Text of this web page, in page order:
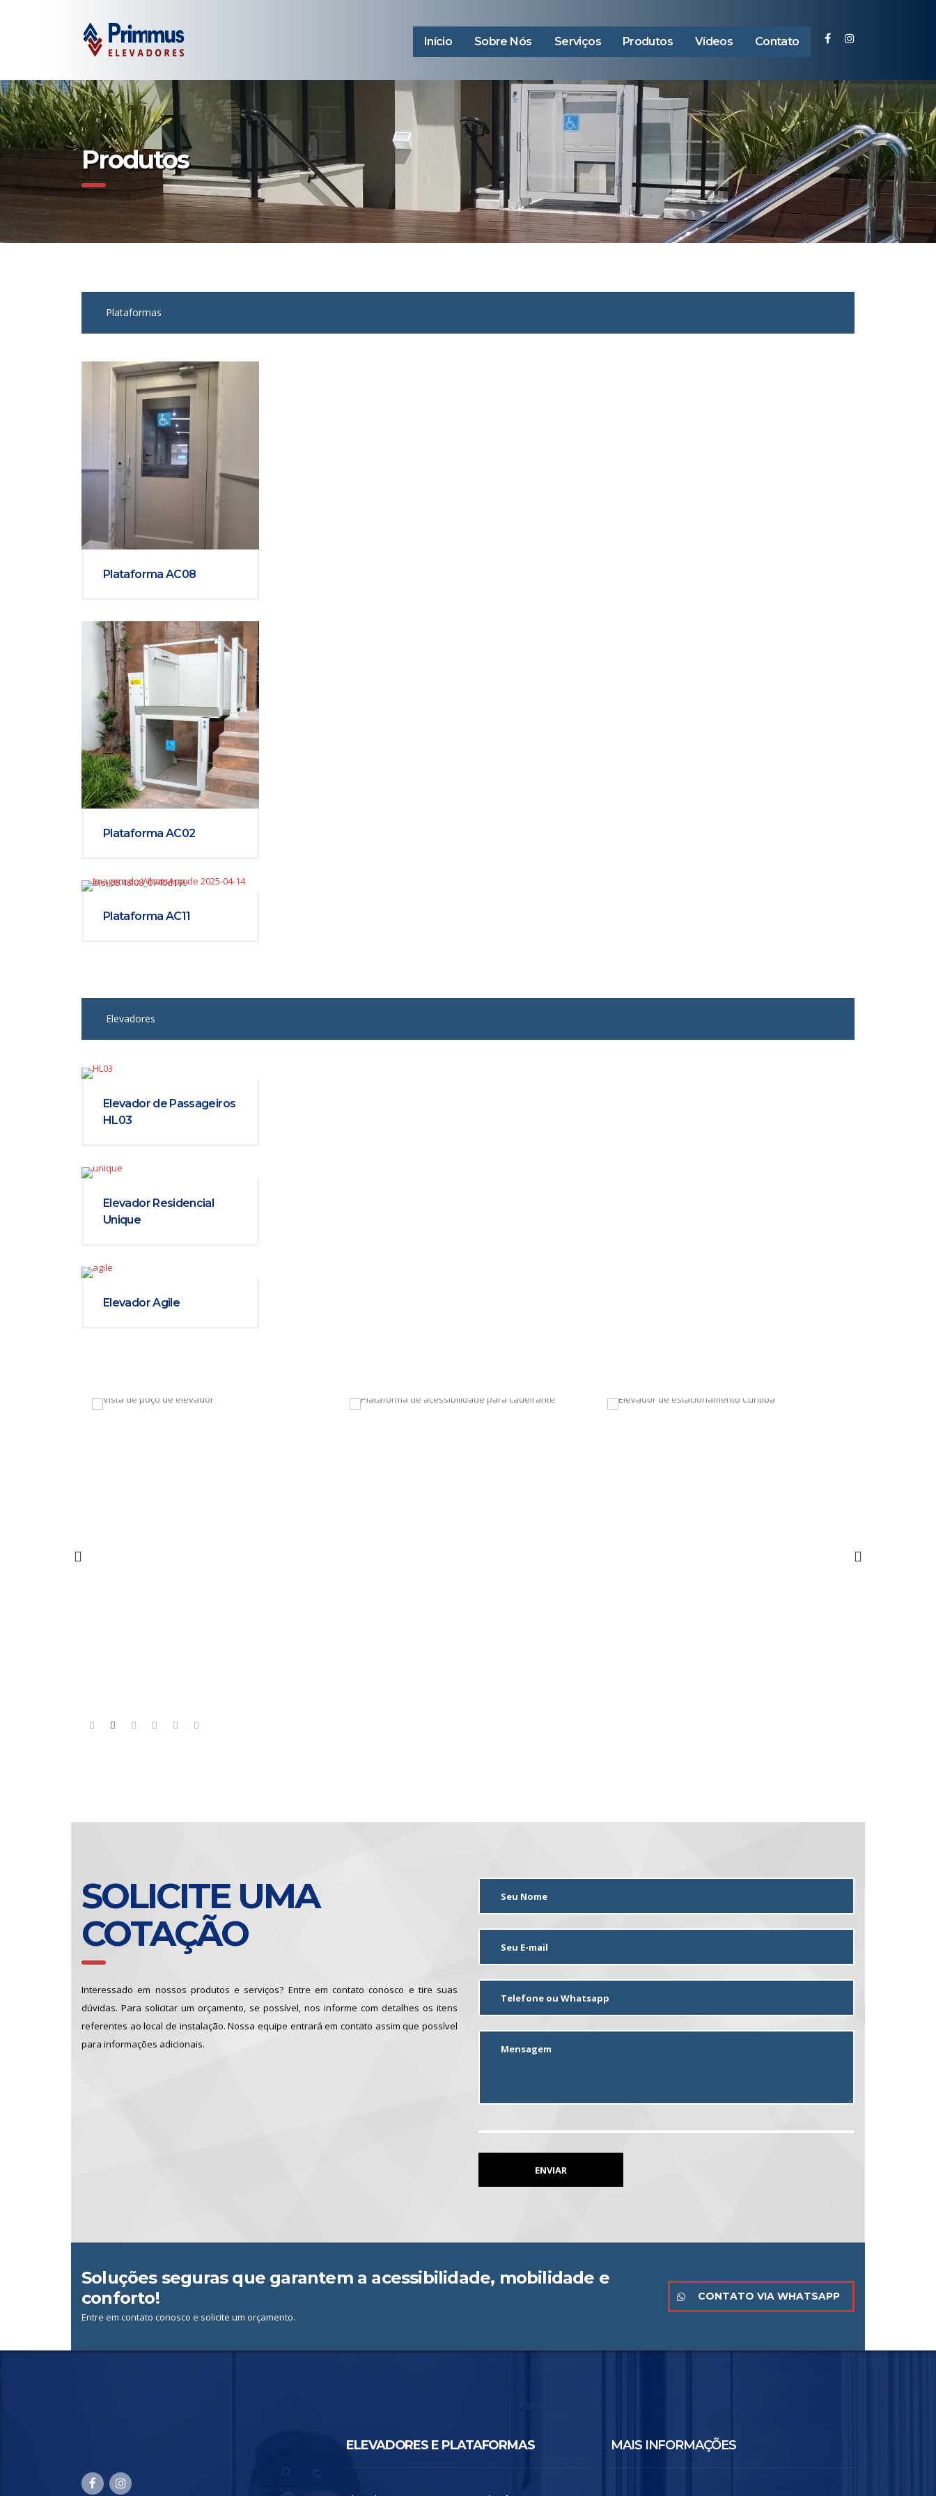
Início Sobre Nós Serviços Produtos Vídeos Contato
Produtos
Plataformas
Plataforma AC08
Plataforma AC02
Plataforma AC11
Elevadores
Elevador de Passageiros
HL03
Elevador Residencial
Unique
Elevador Agile
SOLICITE UMA
COTAÇÃO
Interessado em nossos produtos e serviços? Entre em contato conosco e tire suas
dúvidas. Para solicitar um orçamento, se possível, nos informe com detalhes os itens
referentes ao local de instalação. Nossa equipe entrará em contato assim que possível
para informações adicionais.
Soluções seguras que garantem a acessibilidade, mobilidade e
conforto!
Entre em contato conosco e solicite um orçamento.
CONTATO VIA WHATSAPP
ELEVADORES E PLATAFORMAS MAIS INFORMAÇÕES